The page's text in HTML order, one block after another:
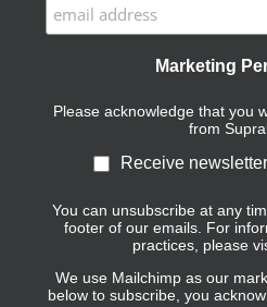
Marketing
Please acknowledge that you
from
Receive
You can unsubscribe at any
footer of our emails. For
practices, please
We use Mailchimp as our
below to subscribe, you